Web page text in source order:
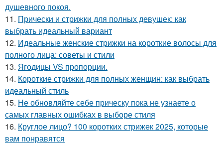
душевного покоя.
11. Прически и стрижки для полных девушек: как
выбрать идеальный вариант
12. Идеальные женские стрижки на короткие волосы для
полного лица: советы и стили
13. Ягодицы VS пропорции.
14. Короткие стрижки для полных женщин: как выбрать
идеальный стиль
15. Не обновляйте себе прическу пока не узнаете о
самых главных ошибках в выборе стиля
16. Круглое лицо? 100 коротких стрижек 2025, которые
вам понравятся